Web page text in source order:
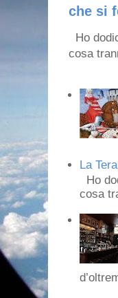
che si
Ho
cosa
La
Ho
cosa